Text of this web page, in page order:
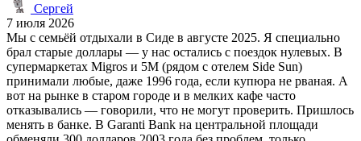
Сергей
7 июля 2026
Мы с семьёй отдыхали в Сиде в августе 2025. Я специально
брал старые доллары — у нас остались с поездок нулевых. В
супермаркетах Migros и 5M (рядом с отелем Side Sun)
принимали любые, даже 1996 года, если купюра не рваная. А
вот на рынке в старом городе и в мелких кафе часто
отказывались — говорили, что не могут проверить. Пришлось
менять в банке. В Garanti Bank на центральной площади